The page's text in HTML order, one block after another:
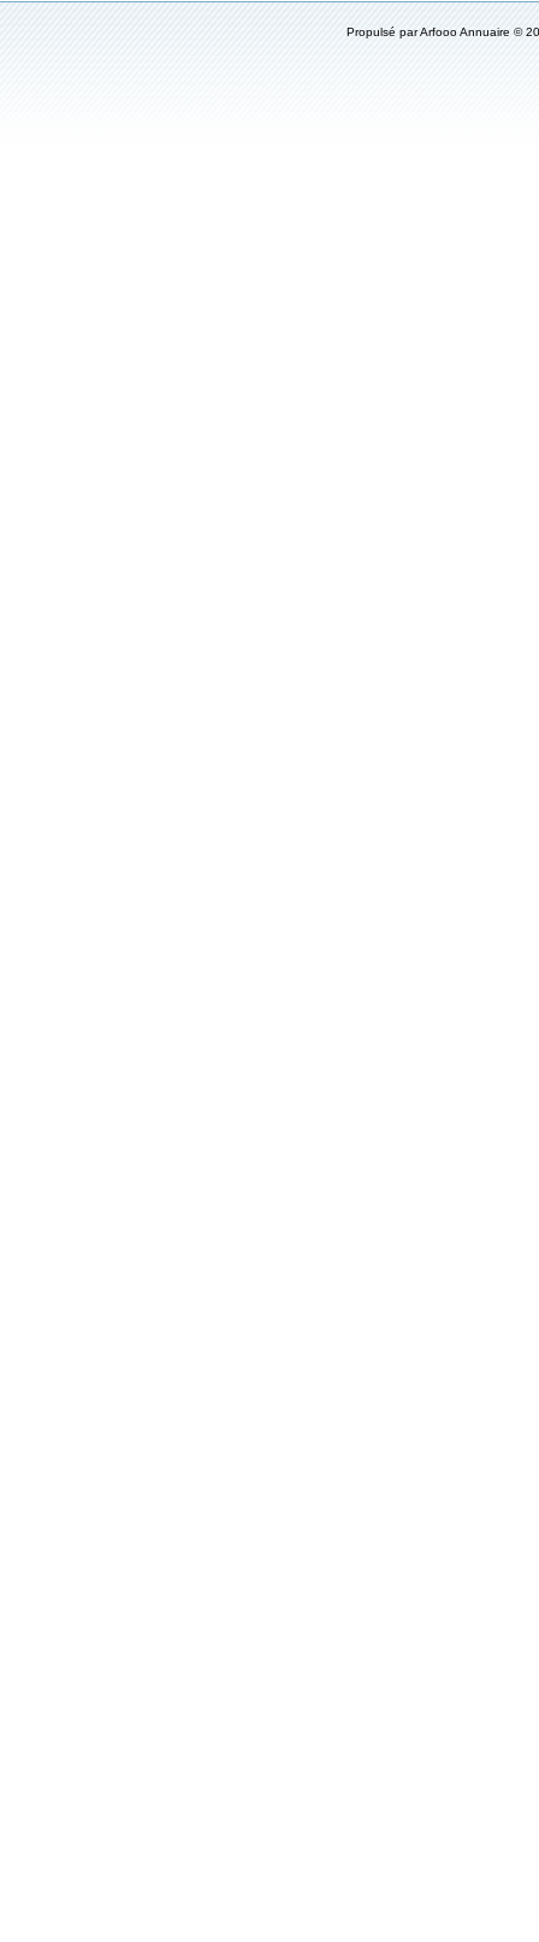
Propulsé parArfooo Annuaire ©